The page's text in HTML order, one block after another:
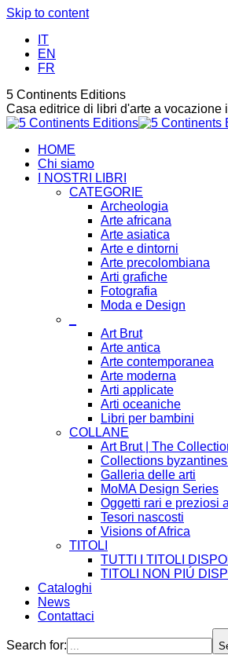
Skip to content
IT
EN
FR
5 Continents Editions
Casa editrice di libri d'arte a vocazione
HOME
Chi siamo
I NOSTRI LIBRI
CATEGORIE
Archeologia
Arte africana
Arte asiatica
Arte e dintorni
Arte precolombiana
Arti grafiche
Fotografia
Moda e Design
Art Brut
Arte antica
Arte contemporanea
Arte moderna
Arti applicate
Arti oceaniche
Libri per bambini
COLLANE
Art Brut | The
Collections
Galleria delle arti
MoMA Design Series
Oggetti rari e preziosi
Tesori nascosti
Visions of Africa
TITOLI
TUTTI I TITOLI
TITOLI NON PIÚ
Cataloghi
News
Contattaci
Search for: